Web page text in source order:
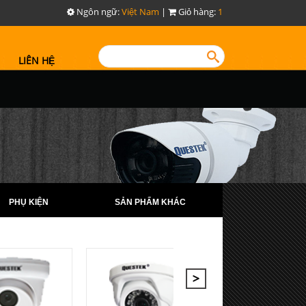
Ngôn ngữ:Việt Nam | Giỏ hàng: 1
LIÊN HỆ
PHỤ KIỆN SẢN PHẨM KHÁC